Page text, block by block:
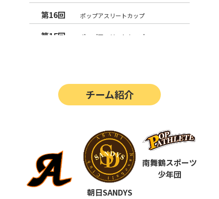
第16回 ポップアスリートカップ
第15回 ポップアスリートカップ
第12回 決勝戦の動画はこちらから
ポップアスリートカップ
第10回 ポップアスリートカップ
第9回 ポップアスリートカップ
チーム紹介
朝日SANDYS
南舞鶴スポーツ
少年団